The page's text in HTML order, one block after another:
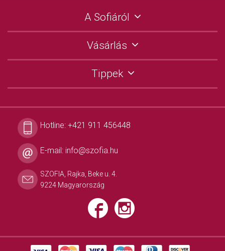
A Sofiáról
Vásárlás
Tippek
Hotline: +421 911 456448
E-mail: info@szofia.hu
SZOFIA, Rajka, Beke u. 4.
9224 Magyarország